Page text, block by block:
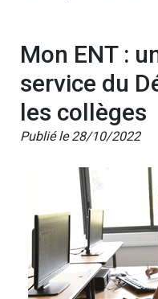
Mon ENT :
service du
les collèges
Publié le 28/10/2022